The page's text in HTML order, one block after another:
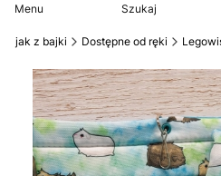
Menu Szukaj
jak z bajki Dostępne od ręki